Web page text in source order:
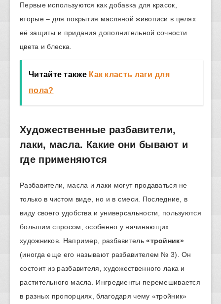
Первые используются как добавка для красок,
вторые – для покрытия масляной живописи в целях
её защиты и придания дополнительной сочности
цвета и блеска.
Читайте также Как класть лаги для
пола?
Художественные разбавители,
лаки, масла. Какие они бывают и
где применяются
Разбавители, масла и лаки могут продаваться не
только в чистом виде, но и в смеси. Последние, в
виду своего удобства и универсальности, пользуются
большим спросом, особенно у начинающих
художников. Например, разбавитель«тройник»
(иногда еще его называют разбавителем № 3). Он
состоит из разбавителя, художественного лака и
растительного масла. Ингредиенты перемешивается
в разных пропорциях, благодаря чему «тройник»